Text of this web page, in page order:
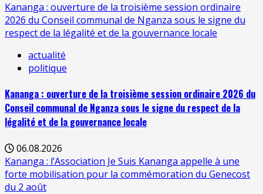
Kananga : ouverture de la troisième session ordinaire
2026 du Conseil communal de Nganza sous le signe du
respect de la légalité et de la gouvernance locale
actualité
politique
Kananga : ouverture de la troisième session ordinaire 2026 du
Conseil communal de Nganza sous le signe du respect de la
légalité et de la gouvernance locale
06.08.2026
Kananga : l’Association Je Suis Kananga appelle à une
forte mobilisation pour la commémoration du Genecost
du 2 août